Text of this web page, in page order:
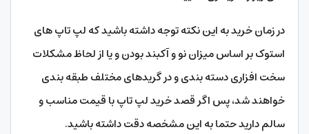
در زمان خرید به این نکته توجه داشته باشید که لپ تاپ های
استوک بر اساس میزان نو و آکبند بودن و یا از لحاظ مشکلات
سخت افزاری دسته بندی و در گریدهای مختلفطبقه بندی
خواهند شد، پس اگر قصد خرید لپ تاپ با قیمت مناسب و
سالم دارید حتما به این مشخصه دقت داشته باشید.